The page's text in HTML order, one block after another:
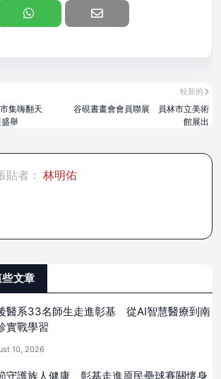
較新的
谷硯書畫會會員聯展 員林市立美術
館展出
集嗨翻天
舉
貼者： 林明佑
文章
醫系33名師生走進彰基 從AI智慧醫療到南
實戰學習
10, 2026
守護族人健康 彰基走進原民壘球賽關懷身